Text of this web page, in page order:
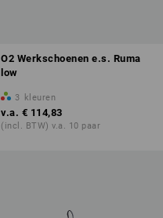
O2 Werkschoenen e.s. Ruma
low
3 kleuren
v.a. € 114,83
(incl. BTW) v.a. 10 paar